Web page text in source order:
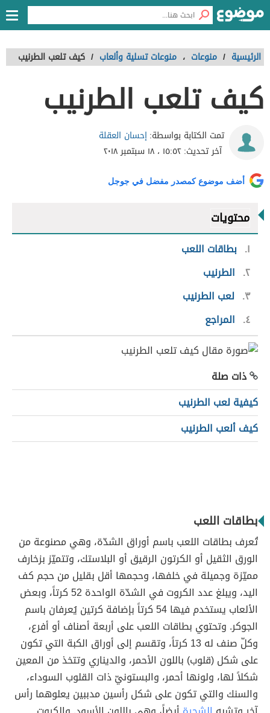
الرئيسية / منوعات ، منوعات تسلية وألعاب / كيف تلعب الطرنيب
كيف تلعب الطرنيب
تمت الكتابة بواسطة:إحسان العقلة
آخر تحديث:١٥:٥٢ ، ١٨ سبتمبر ٢٠١٨
أضف موضوع كمصدر مفضل في جوجل
محتويات
١ بطاقات اللعب
٢ الطرنيب
٣ لعب الطرنيب
٤
المراجع
ذات صلة
كيفية لعب الطرنيب
كيف ألعب الطرنيب
بطاقات اللعب
تُعرف بطاقات اللعب باسم أوراق الشدّة، وهي مصنوعة من
الورق الثقيل أو الكرتون الرقيق أو البلاستك، وتتميّز بزخارف
مميّزة وجميلة في خلفها، وحجمها أقل بقليل من حجم كف
اليد، ويبلغ عدد الكروت في الشدّة الواحدة 52 كرتاً، وبعض
الألعاب يستخدم فيها 54 كرتاً بإضافة كرتين يُعرفان باسم
الجوكر. وتحتوي بطاقات اللعب على أربعة أصناف أو أفرع،
وكلّ صنف له 13 كرتاً، وتقسم إلى أوراق الكبة التي تكون
على شكل (قلوب) باللون الأحمر، والديناري وتتخذ من المعين
شكلاً لها، ولونها أحمر، والبستونيّ ذات القلوب السوداء،
والسنك والتي تكون على شكل رأسين مدببين يعلوهما رأس